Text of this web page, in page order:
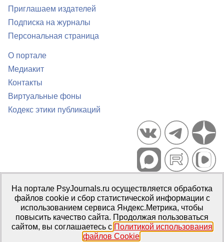
Приглашаем издателей
Подписка на журналы
Персональная страница
О портале
Медиакит
Контакты
Виртуальные фоны
Кодекс этики публикаций
Портал психологических изданий PsyJournals.ru, 2007–2026
Правила использования материалов
Свидетельство регистрации СМИЭл № ФС77-66447 от 14 июля
2016 г.
Издатель: ФГБОУ ВО МГППУ
На портале PsyJournals.ru осуществляется обработка
файлов cookie и сбор статистической информации с
использованием сервиса Яндекс.Метрика, чтобы
повысить качество сайта. Продолжая пользоваться
сайтом, вы соглашаетесь с Политикой использования
файлов Cookie.